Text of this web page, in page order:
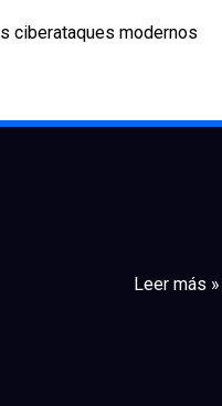
ciberataques modernos
Leer más »